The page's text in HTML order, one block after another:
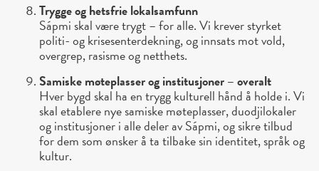
Trygge og hetsfrie lokalsamfunn
Sápmi skal være trygt – for alle. Vi krever styrket
politi- og krisesenterdekning, og innsats mot vold,
overgrep, rasisme og netthets.
Samiske møteplasser og institusjoner – overalt
Hver bygd skal ha en trygg kulturell hånd å holde i. Vi
skal etablere nye samiske møteplasser, duodjilokaler
og institusjoner i alle deler av Sápmi, og sikre tilbud
for dem som ønsker å ta tilbake sin identitet, språk og
kultur.